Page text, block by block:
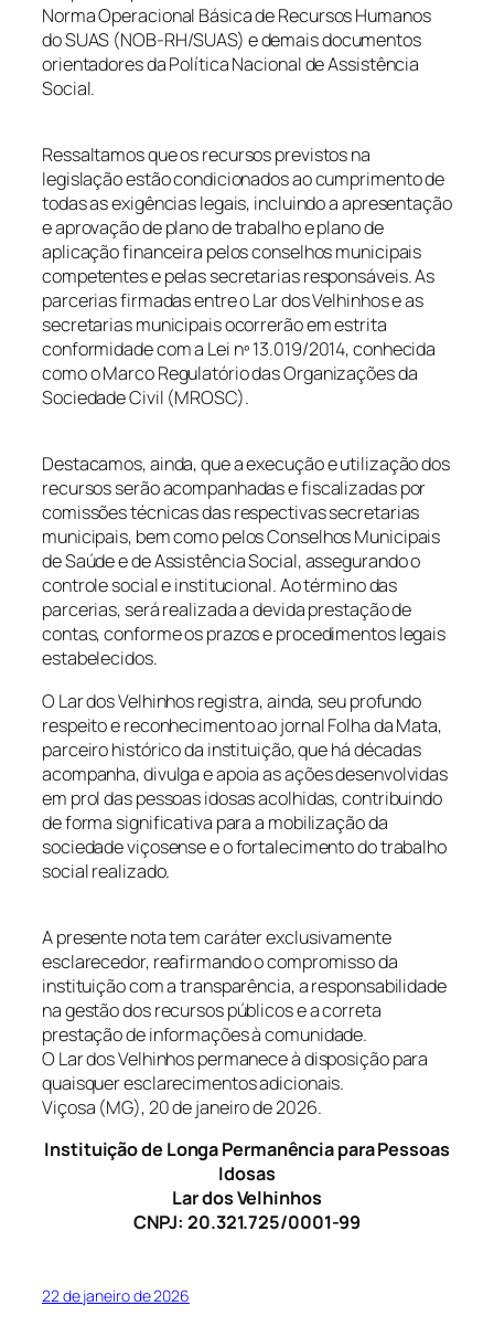
Norma Operacional Básica de Recursos Humanos
do SUAS (NOB-RH/SUAS) e demais documentos
orientadores da Política Nacional de Assistência
Social.
Ressaltamos que os recursos previstos na
legislação estão condicionados ao cumprimento de
todas as exigências legais, incluindo a apresentação
e aprovação de plano de trabalho e plano de
aplicação financeira pelos conselhos municipais
competentes e pelas secretarias responsáveis. As
parcerias firmadas entre o Lar dos Velhinhos e as
secretarias municipais ocorrerão em estrita
conformidade com a Lei nº 13.019/2014, conhecida
como o Marco Regulatório das Organizações da
Sociedade Civil (MROSC).
Destacamos, ainda, que a execução e utilização dos
recursos serão acompanhadas e fiscalizadas por
comissões técnicas das respectivas secretarias
municipais, bem como pelos Conselhos Municipais
de Saúde e de Assistência Social, assegurando o
controle social e institucional. Ao término das
parcerias, será realizada a devida prestação de
contas, conforme os prazos e procedimentos legais
estabelecidos.
O Lar dos Velhinhos registra, ainda, seu profundo
respeito e reconhecimento ao jornal Folha da Mata,
parceiro histórico da instituição, que há décadas
acompanha, divulga e apoia as ações desenvolvidas
em prol das pessoas idosas acolhidas, contribuindo
de forma significativa para a mobilização da
sociedade viçosense e o fortalecimento do trabalho
social realizado.
A presente nota tem caráter exclusivamente
esclarecedor, reafirmando o compromisso da
instituição com a transparência, a responsabilidade
na gestão dos recursos públicos e a correta
prestação de informações à comunidade.
O Lar dos Velhinhos permanece à disposição para
quaisquer esclarecimentos adicionais.
Viçosa (MG), 20 de janeiro de 2026.
Instituição de Longa Permanência para Pessoas
Idosas
Lar dos Velhinhos
CNPJ: 20.321.725/0001-99
22 de janeiro de 2026